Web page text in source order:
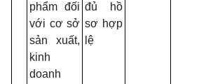
phẩm đối
với cơ sở
sản xuất,
kinh
doanh
đủ hồ
sơ hợp
lệ